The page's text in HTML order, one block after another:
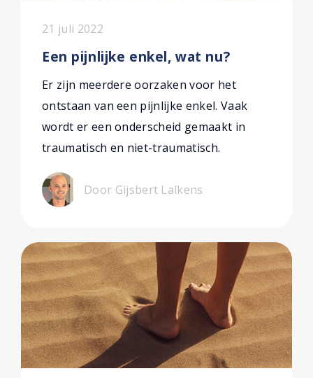
21 juli 2022
Een pijnlijke enkel, wat nu?
Er zijn meerdere oorzaken voor het
ontstaan van een pijnlijke enkel. Vaak
wordt er een onderscheid gemaakt in
traumatisch en niet-traumatisch.
Door Gijsbert Lalkens